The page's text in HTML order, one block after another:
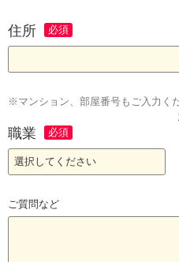
住所
※マンション、部屋番号もご入力く
職業
ご質問など